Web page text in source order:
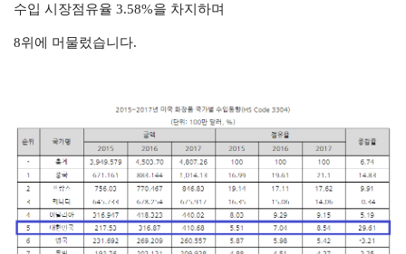
수입 시장점유율 3.58%을 차지하며
8위에 머물렀습니다.